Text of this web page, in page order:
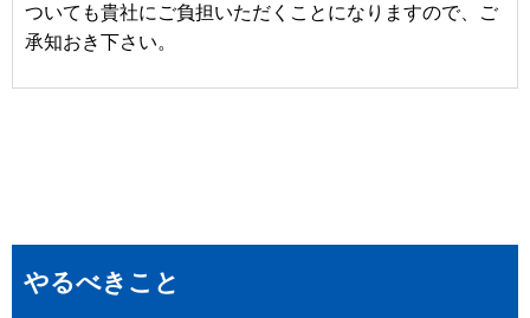
ついても貴社にご負担いただくことになりますので、ご
承知おき下さい。
やるべきこと